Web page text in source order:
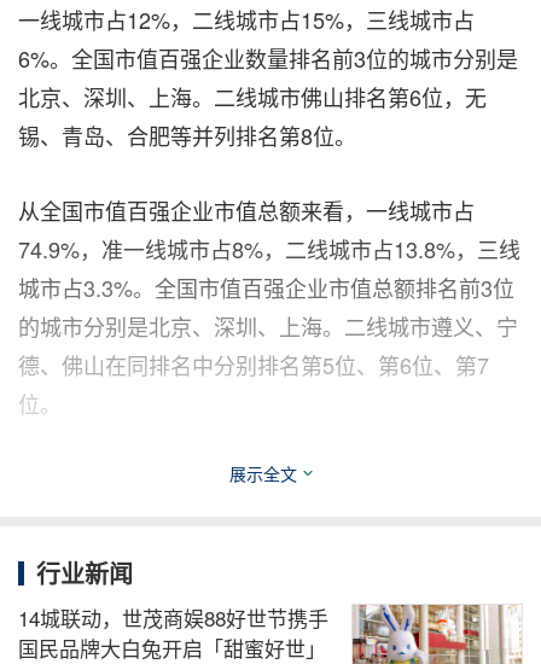
一线城市占12%，二线城市占15%，三线城市占
6%。全国市值百强企业数量排名前3位的城市分别是
北京、深圳、上海。二线城市佛山排名第6位，无
锡、青岛、合肥等并列排名第8位。
从全国市值百强企业市值总额来看，一线城市占
74.9%，准一线城市占8%，二线城市占13.8%，三线
城市占3.3%。全国市值百强企业市值总额排名前3位
的城市分别是北京、深圳、上海。二线城市遵义、宁
德、佛山在同排名中分别排名第5位、第6位、第7
位。
从独角兽企业数量来看，一线城市占58.9%，准一线
3.8%。全国独角兽企业数量排名前3位的城市分别是
北京、上海、深圳。二线城市青岛、合肥、无锡在同
排名中并列排名第10位。
展示全文
行业新闻
14城联动，世茂商娱88好世节携手
国民品牌大白兔开启「甜蜜好世」